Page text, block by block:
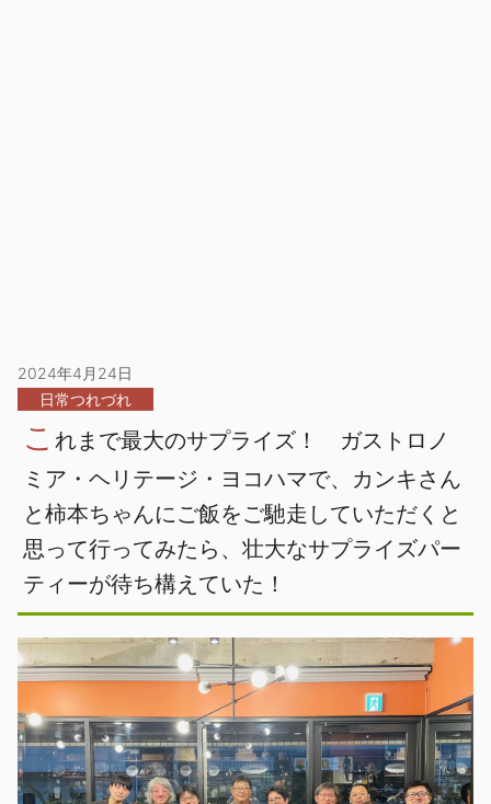
2024年4月24日
日常つれづれ
こ れまで最大のサプライズ！ ガストロノ
ミア・ヘリテージ・ヨコハマで、カンキさん
と柿本ちゃんにご飯をご馳走していただくと
思って行ってみたら、壮大なサプライズパー
ティーが待ち構えていた！